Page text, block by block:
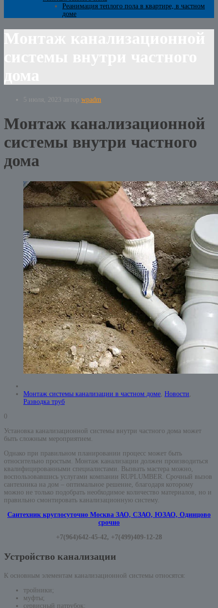
Реанимация теплого пола в квартире, в частном
доме
5 июля, 2023 автор wpadm
Монтаж канализационной
системы внутри частного
дома
Монтаж системы канализации в частном доме, Новости,
Разводка труб
0
Установка канализационной системы внутри частного дома может
быть сложным мероприятием.
Однако при правильном планировании процесс может быть
относительно простым. Монтаж канализации должен производиться
квалифицированными специалистами. Вызвать мастера можно,
воспользовавшись услугами компании RUPLUMBER. Срочный вызов
сантехника на дом – оптимальное решение, благодаря которому
можно не только подобрать необходимое количество материалов, но и
правильно смонтировать канализационную систему.
Сантехник круглосуточно Москва ЗАО, СЗАО, ЮЗАО, Одинцово
срочно
+7(964)642-45-42, +7(499)409-12-28
Устройство канализации
К основным элементам канализационной системы относятся:
тройники;
муфты;
сервисный патрубок;